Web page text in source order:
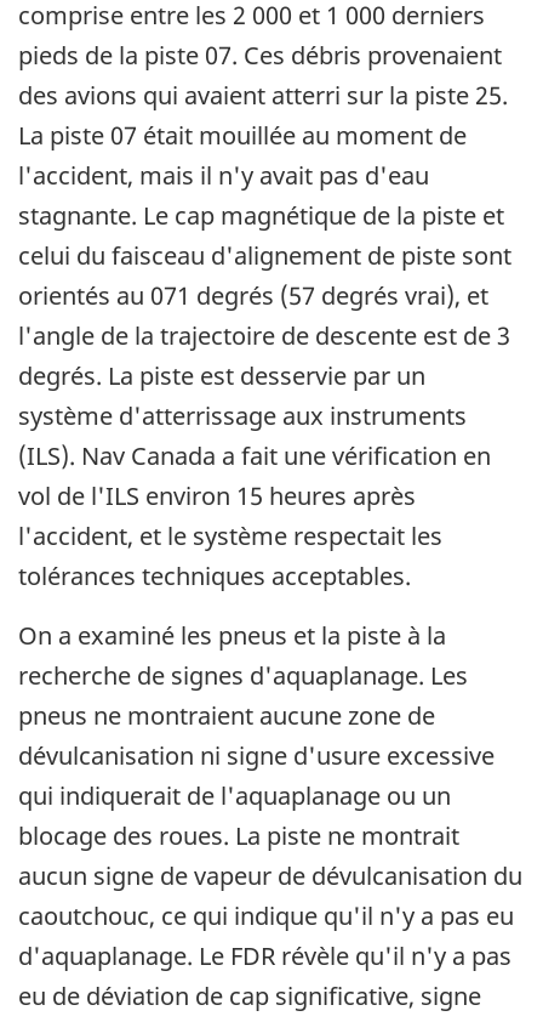
comprise entre les 2 000 et 1 000 derniers
pieds de la piste 07. Ces débris provenaient
des avions qui avaient atterri sur la piste 25.
La piste 07 était mouillée au moment de
l'accident, mais il n'y avait pas d'eau
stagnante. Le cap magnétique de la piste et
celui du faisceau d'alignement de piste sont
orientés au 071 degrés (57 degrés vrai), et
l'angle de la trajectoire de descente est de 3
degrés. La piste est desservie par un
système d'atterrissage aux instruments
(ILS). Nav Canada a fait une vérification en
vol de l'ILS environ 15 heures après
l'accident, et le système respectait les
tolérances techniques acceptables.
On a examiné les pneus et la piste à la
recherche de signes d'aquaplanage. Les
pneus ne montraient aucune zone de
dévulcanisation ni signe d'usure excessive
qui indiquerait de l'aquaplanage ou un
blocage des roues. La piste ne montrait
aucun signe de vapeur de dévulcanisation du
caoutchouc, ce qui indique qu'il n'y a pas eu
d'aquaplanage. Le FDR révèle qu'il n'y a pas
eu de déviation de cap significative, signe